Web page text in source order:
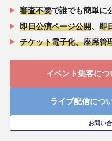
審査不要で誰でも簡単に
即日公演ページ公開
即
チケット電子化、座席管
イベント集客に
ライブ配信につ
お問い